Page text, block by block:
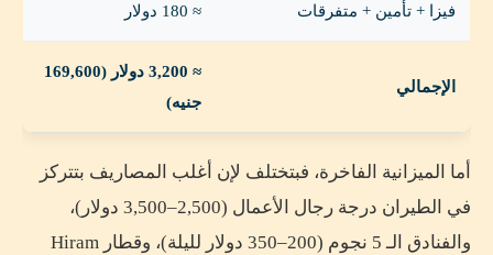
فيزا + تأمين + متفرقات ≈ 180 دولار
الإجمالي
≈ 3,200 دولار (169,600
جنيه)
أما الميزانية الفاخرة، فبتختلف لإن أغلب المصاريف بتتركز
في الطيران درجة رجال الأعمال (2,500–3,500 دولار)،
والفنادق الـ 5 نجوم (200–350 دولار لليلة)، وقطار Hiram